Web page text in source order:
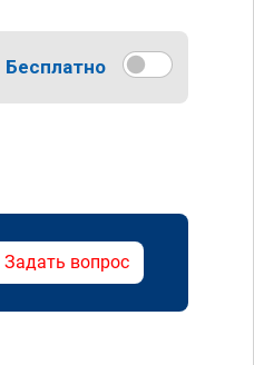
Бесплатно
Задать вопрос